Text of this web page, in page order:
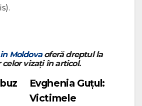
Moldovaoferă dreptul la
vizați în articol.
Evghenia Guțul:
Victimele